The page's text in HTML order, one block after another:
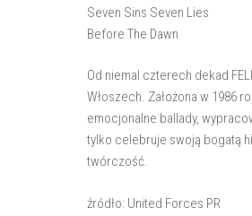
Seven Sins Seven Lies
Before The Dawn
Od niemal czterech dekad
Włoszech. Założona w 1986
emocjonalne ballady,
tylko celebruje swoją bogatą
twórczość.
źródło: United Forces PR